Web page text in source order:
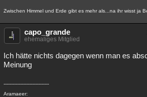
Astronomie Helpdesk Gruppen
Musik Clash
Besucht
Lesenswert
Zwischen Himmel und Erde gibt es mehr als...na ihr wisst ja
capo_grande
ehemaliges Mitglied
Ich hätte nichts dagegen wenn man es
Meinung
------------------------------
Aramaeer: